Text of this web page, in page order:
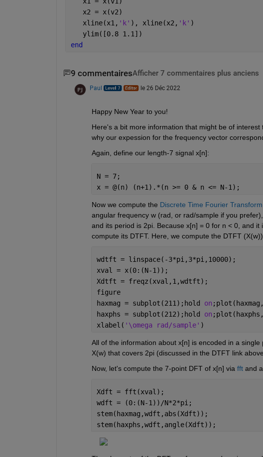
   x2 = x(v2)
   xline(x1,
'k' ), xline(x2, 'k' )
   ylim([0.8 1.1])
end
9 commentairesAfficher 7 commentaires plus anciens
Paul le 26 Déc 2022
Happy New Year to you!
Here's a bit more information that might be of
why our expession for the frequency vector
Again, define our length-7 signal x[n]:
N = 7;
x = @(n) (n+1).*(n >= 0 & n <= N-1);
Now we compute the Discrete Time Fourier Transform
angular frequency w (rad, or rad/sample if you
and its period is 2pi. Because x[n] = 0 for n < 0, and
compute its DTFT. Here, we compute the DTFT
wdtft = linspace(-3*pi,3*pi,10000);
xval = x(0:(N-1));
Xdtft = freqz(xval,1,wdtft);
figure
haxmag = subplot(211);hold on
haxphs = subplot(212);hold on
xlabel( '\omega rad/sample' )
All of the information about x[n] is encoded in a
X(w) that covers 2pi (discussed in the DTFT link
Now, let's compute the 7-point DFT of x[n] via fft and
Xdft = fft(xval);
wdft = (0:(N-1))/N*2*pi;
stem(haxmag,wdft,abs(Xdft));
stem(haxphs,wdft,angle(Xdft));